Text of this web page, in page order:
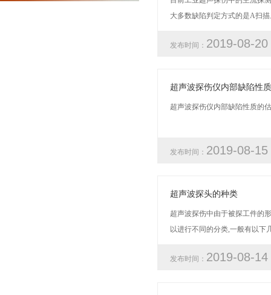
大多数缺陷判定方式的是A扫描
发布时间： 2019-08-20
超声波探伤仪内部缺陷性
超声波探伤仪内部缺陷性质的
发布时间： 2019-08-15
超声波探头的种类
超声波探伤中由于被探工件的
以进行不同的分类,一般有以下
发布时间： 2019-08-14